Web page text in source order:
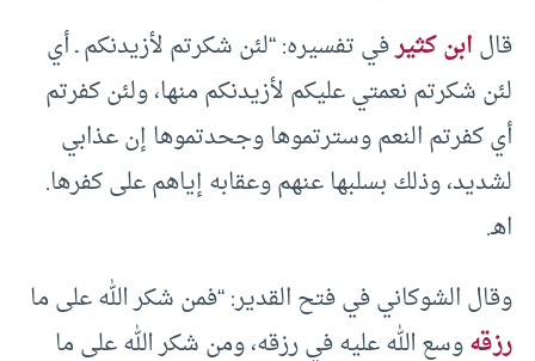
قالابن كثيرفي تفسيره: “لئن شكرتم لأزيدنكم ـ أي
لئن شكرتم نعمتي عليكم لأزيدنكم منها، ولئن كفرتم
أي كفرتم النعم وسترتموها وجحدتموها إن عذابي
لشديد، وذلك بسلبها عنهم وعقابه إياهم على كفرها.
اهـ.
وقال الشوكاني في فتح القدير: “فمن شكر الله على ما
رزقهوسع الله عليه في رزقه، ومن شكر الله على ما